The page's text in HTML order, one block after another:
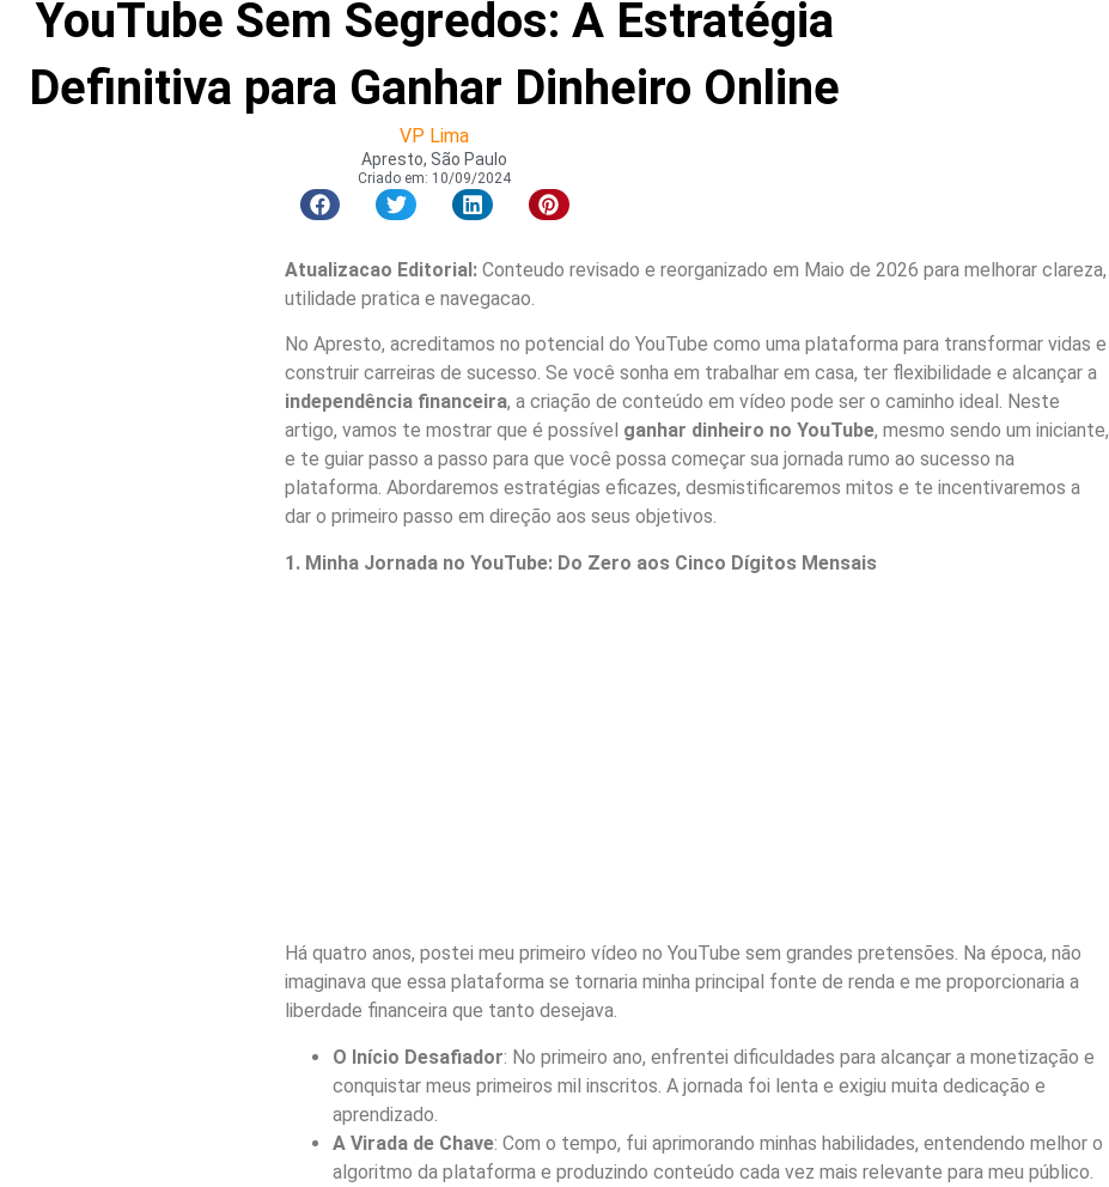
YouTube Sem Segredos: A Estratégia
Definitiva para Ganhar Dinheiro Online
VP Lima
Apresto, São Paulo
Criado em: 10/09/2024
Atualizacao Editorial:Conteudo revisado e reorganizado em Maio de 2026 para melhorar clareza,
utilidade pratica e navegacao.
No Apresto, acreditamos no potencial do YouTube como uma plataforma para transformar vidas e
construir carreiras de sucesso. Se você sonha em trabalhar em casa, ter flexibilidade e alcançar a
independência financeira, a criação de conteúdo em vídeo pode ser o caminho ideal. Neste
artigo, vamos te mostrar que é possível ganhar dinheiro no YouTube, mesmo sendo um iniciante,
e te guiar passo a passo para que você possa começar sua jornada rumo ao sucesso na
plataforma. Abordaremos estratégias eficazes, desmistificaremos mitos e te incentivaremos a
dar o primeiro passo em direção aos seus objetivos.
1. Minha Jornada no YouTube: Do Zero aos Cinco Dígitos Mensais
Há quatro anos, postei meu primeiro vídeo no YouTube sem grandes pretensões. Na época, não
imaginava que essa plataforma se tornaria minha principal fonte de renda e me proporcionaria a
liberdade financeira que tanto desejava.
O Início Desafiador: No primeiro ano, enfrentei dificuldades para alcançar a monetização e
conquistar meus primeiros mil inscritos. A jornada foi lenta e exigiu muita dedicação e
aprendizado.
A Virada de Chave: Com o tempo, fui aprimorando minhas habilidades, entendendo melhor o
algoritmo da plataforma e produzindo conteúdo cada vez mais relevante para meu público.